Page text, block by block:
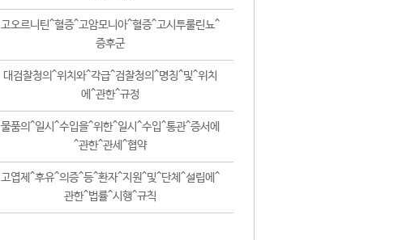
고오르니틴^혈증^고암모니아^혈증^고시투룰린뇨^
증후군
대검찰청의^위치와^각급^검찰청의^명칭^및^위치
에^관한^규정
물품의^일시^수입을^위한^일시^수입^통관^증서에
^관한^관세^협약
고엽제^후유^의증^등^환자^지원^및^단체^설립에^
관한^법률^시행^규칙